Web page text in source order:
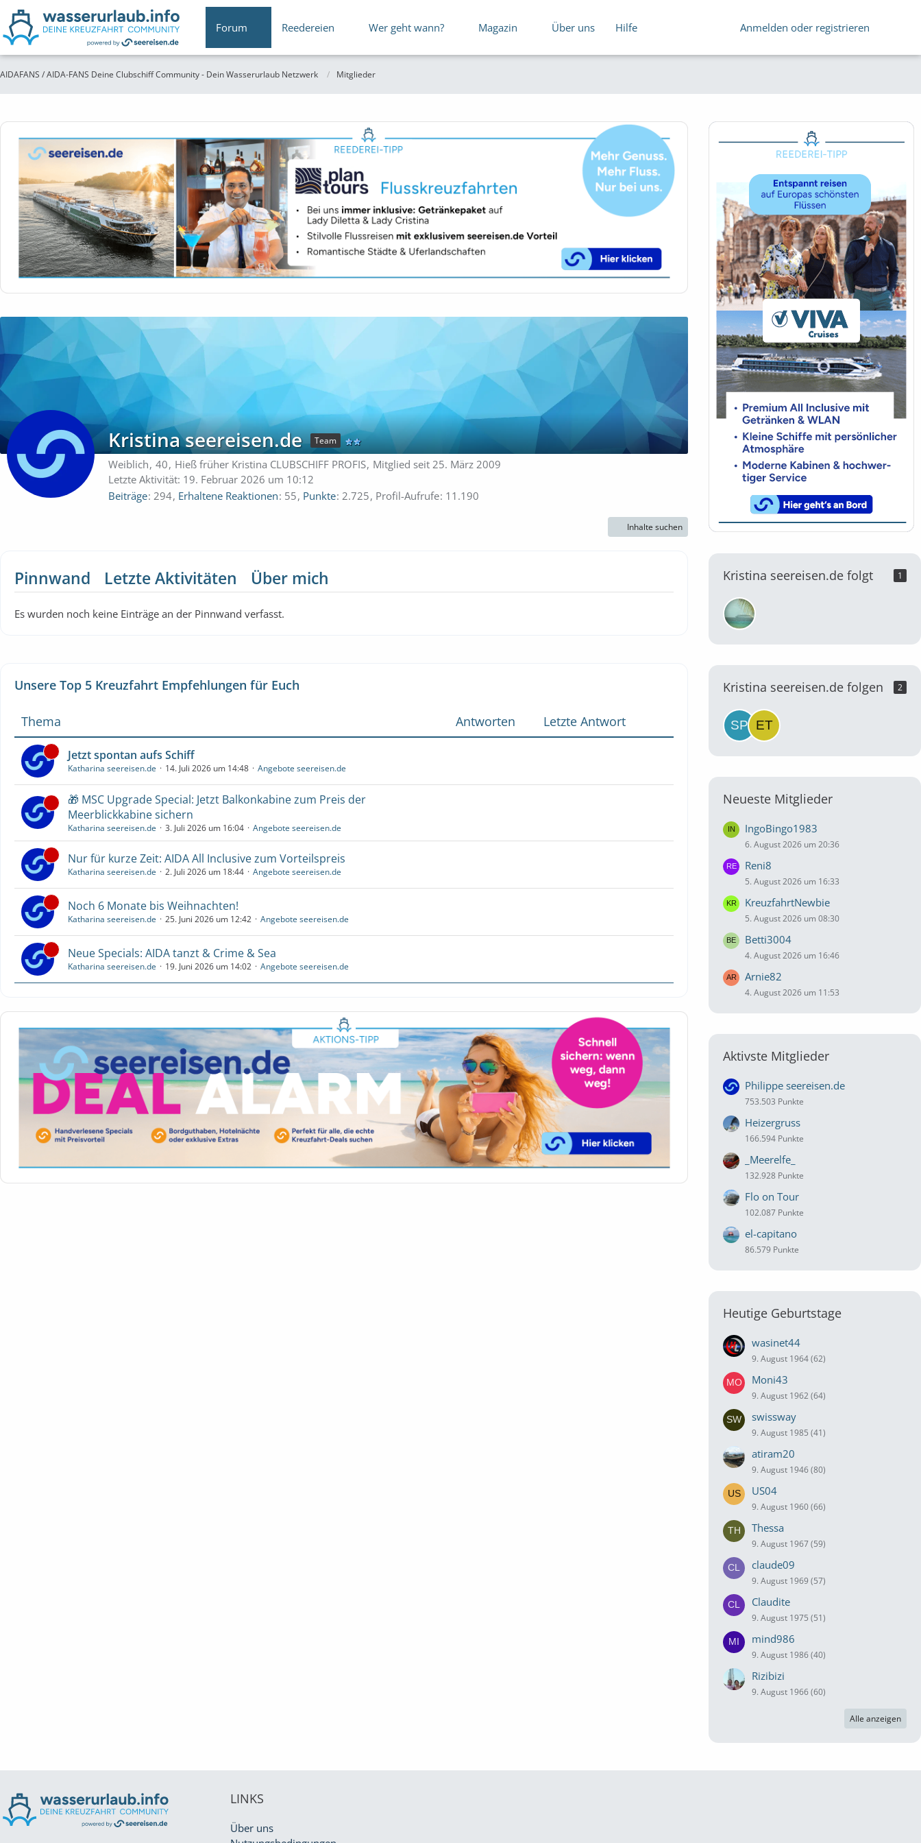
Forum Reedereien Wer geht wann? Magazin Über uns Hilfe Anmelden oder registrieren
AIDAFANS / AIDA-FANS Deine Clubschiff Community - Dein Wasserurlaub Netzwerk Mitglieder
Kristina seereisen.de Team
Weiblich 40 Hieß früher Kristina CLUBSCHIFF PROFIS Mitglied seit 25. März 2009
Letzte Aktivität: 19. Februar 2026 um 10:12
Beiträge 294 Erhaltene Reaktionen 55 Punkte 2.725 Profil-Aufrufe 11.190
Inhalte suchen
Pinnwand Letzte Aktivitäten Über mich
Es wurden noch keine Einträge an der Pinnwand verfasst.
Unsere Top 5 Kreuzfahrt Empfehlungen für Euch
Thema Antworten Letzte Antwort
Jetzt spontan aufs Schiff
Katharina seereisen.de 14. Juli 2026 um 14:48 Angebote seereisen.de
🎁 MSC Upgrade Special: Jetzt Balkonkabine zum Preis der
Meerblickkabine sichern
Katharina seereisen.de 3. Juli 2026 um 16:04 Angebote seereisen.de
Nur für kurze Zeit: AIDA All Inclusive zum Vorteilspreis
Katharina seereisen.de 2. Juli 2026 um 18:44 Angebote seereisen.de
Noch 6 Monate bis Weihnachten!
Katharina seereisen.de 25. Juni 2026 um 12:42 Angebote seereisen.de
Neue Specials: AIDA tanzt & Crime & Sea
Katharina seereisen.de 19. Juni 2026 um 14:02 Angebote seereisen.de
Kristina seereisen.de folgt 1
Kristina seereisen.de folgen 2
Neueste Mitglieder
IngoBingo1983
6. August 2026 um 20:36
Reni8
5. August 2026 um 16:33
KreuzfahrtNewbie
5. August 2026 um 08:30
Betti3004
4. August 2026 um 16:46
Arnie82
4. August 2026 um 11:53
Aktivste Mitglieder
Philippe seereisen.de
753.503 Punkte
Heizergruss
166.594 Punkte
_Meerelfe_
132.928 Punkte
Flo on Tour
102.087 Punkte
el-capitano
86.579 Punkte
Heutige Geburtstage
wasinet44
9. August 1964 (62)
Moni43
9. August 1962 (64)
swissway
9. August 1985 (41)
atiram20
9. August 1946 (80)
US04
9. August 1960 (66)
Thessa
9. August 1967 (59)
claude09
9. August 1969 (57)
Claudite
9. August 1975 (51)
mind986
9. August 1986 (40)
Rizibizi
9. August 1966 (60)
Alle anzeigen
LINKS
Über uns